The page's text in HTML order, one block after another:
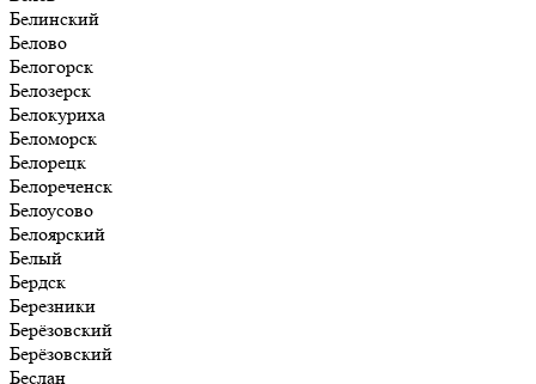
Белинский
Белово
Белогорск
Белозерск
Белокуриха
Беломорск
Белорецк
Белореченск
Белоусово
Белоярский
Белый
Бердск
Березники
Берёзовский
Берёзовский
Беслан